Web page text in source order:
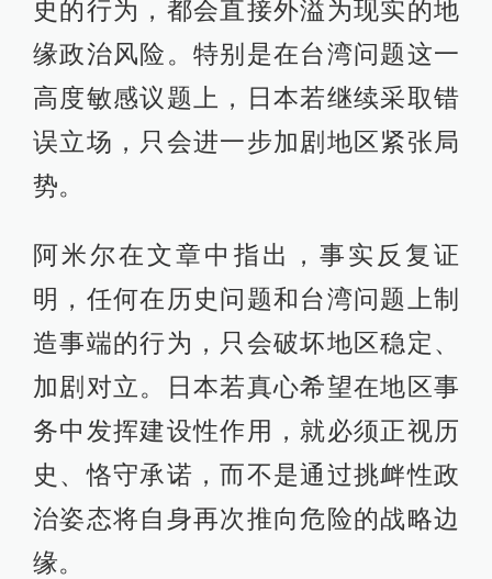
史的行为，都会直接外溢为现实的地
缘政治风险。特别是在台湾问题这一
高度敏感议题上，日本若继续采取错
误立场，只会进一步加剧地区紧张局
势。
阿米尔在文章中指出，事实反复证
明，任何在历史问题和台湾问题上制
造事端的行为，只会破坏地区稳定、
加剧对立。日本若真心希望在地区事
务中发挥建设性作用，就必须正视历
史、恪守承诺，而不是通过挑衅性政
治姿态将自身再次推向危险的战略边
缘。